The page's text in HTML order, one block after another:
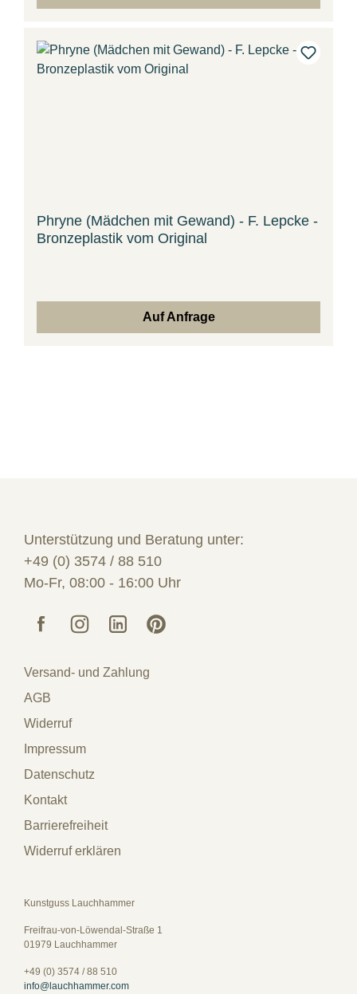
Phryne (Mädchen mit Gewand) - F. Lepcke -
Bronzeplastik vom Original
Auf Anfrage
Unterstützung und Beratung unter:
+49 (0) 3574 / 88 510
Mo-Fr, 08:00 - 16:00 Uhr
Versand- und Zahlung
AGB
Widerruf
Impressum
Datenschutz
Kontakt
Barrierefreiheit
Widerruf erklären
Kunstguss Lauchhammer
Freifrau-von-Löwendal-Straße 1
01979 Lauchhammer
+49 (0) 3574 / 88 510
info@lauchhammer.com